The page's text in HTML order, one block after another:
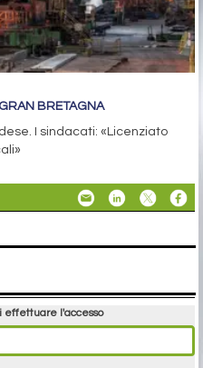
BRETAGNA
I sindacati: «Licenziato
effettuare l'accesso